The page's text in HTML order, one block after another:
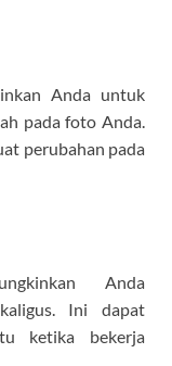
Anda untuk
pada foto Anda.
perubahan pada
Anda
Ini dapat
ketika bekerja